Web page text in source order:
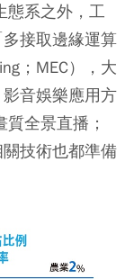
態系之外，工
接取邊緣運算
；MEC），大
音娛樂應用方
全景直播；
技術也都準備